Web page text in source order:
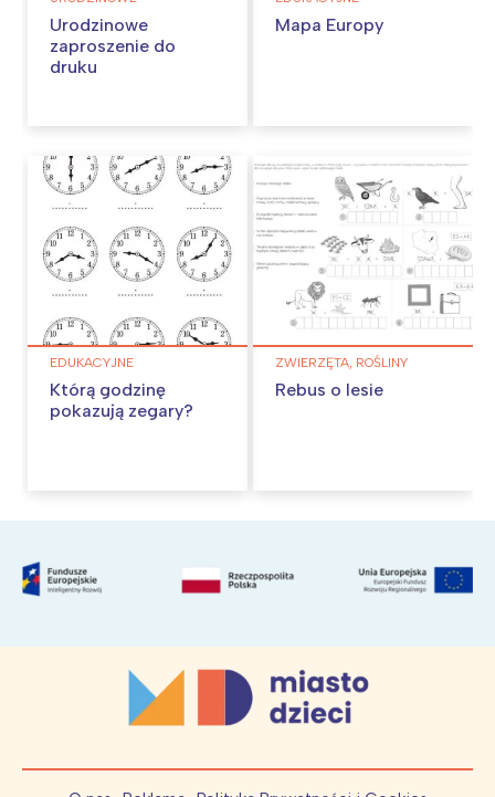
Urodzinowe
zaproszenie do
druku
Mapa Europy
EDUKACYJNE
Którą godzinę
pokazują zegary?
ZWIERZĘTA, ROŚLINY
Rebus o lesie